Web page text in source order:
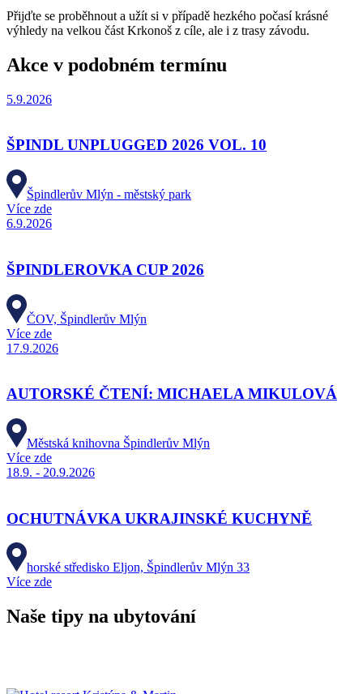
Přijďte se proběhnout a užít si v případě hezkého počasí krásné
výhledy na velkou část Krkonoš z cíle, ale i z trasy závodu.
Akce v podobném termínu
5.9.2026
ŠPINDL UNPLUGGED 2026 VOL. 10
Špindlerův Mlýn - městský park
Více zde
6.9.2026
ŠPINDLEROVKA CUP 2026
ČOV, Špindlerův Mlýn
Více zde
17.9.2026
AUTORSKÉ ČTENÍ: MICHAELA MIKULOVÁ
Městská knihovna Špindlerův Mlýn
Více zde
18.9. - 20.9.2026
OCHUTNÁVKA UKRAJINSKÉ KUCHYNĚ
horské středisko Eljon, Špindlerův Mlýn 33
Více zde
Naše tipy na ubytování